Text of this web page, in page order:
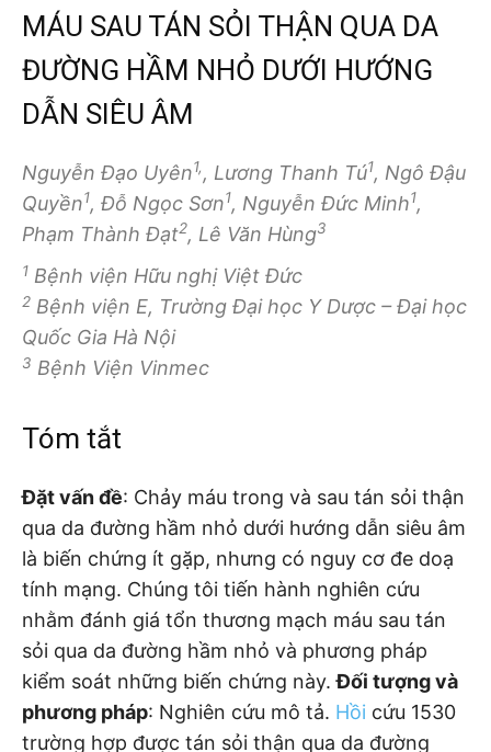
MÁU SAU TÁN SỎI THẬN QUA DA
ĐƯỜNG HẦM NHỎ DƯỚI HƯỚNG
DẪN SIÊU ÂM
Nguyễn Đạo Uyên1,, Lương Thanh Tú1, Ngô Đậu
Quyền1, Đỗ Ngọc Sơn1, Nguyễn Đức Minh1,
Phạm Thành Đạt2, Lê Văn Hùng3
1 Bệnh viện Hữu nghị Việt Đức
2 Bệnh viện E, Trường Đại học Y Dược – Đại học
Quốc Gia Hà Nội
3 Bệnh Viện Vinmec
Tóm tắt
Đặt vấn đề: Chảy máu trong và sau tán sỏi thận
qua da đường hầm nhỏ dưới hướng dẫn siêu âm
là biến chứng ít gặp, nhưng có nguy cơ đe doạ
tính mạng. Chúng tôi tiến hành nghiên cứu
nhằm đánh giá tổn thương mạch máu sau tán
sỏi qua da đường hầm nhỏ và phương pháp
kiểm soát những biến chứng này.Đối tượng và
phương pháp: Nghiên cứu mô tả. Hồi cứu 1530
trường hợp được tán sỏi thận qua da đường